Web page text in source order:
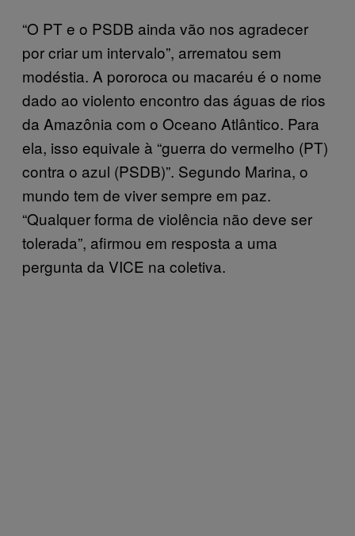
“O PT e o PSDB ainda vão nos agradecer
por criar um intervalo”, arrematou sem
modéstia. A pororoca ou macaréu é o nome
dado ao violento encontro das águas de rios
da Amazônia com o Oceano Atlântico. Para
ela, isso equivale à “guerra do vermelho (PT)
contra o azul (PSDB)”. Segundo Marina, o
mundo tem de viver sempre em paz.
“Qualquer forma de violência não deve ser
tolerada”, afirmou em resposta a uma
pergunta da VICE na coletiva.